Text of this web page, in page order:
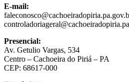
E-mail:
Presencial:
Av. Getulio Vargas, 534
Centro – Cachoeira do Piriá – PA
CEP: 68617-000